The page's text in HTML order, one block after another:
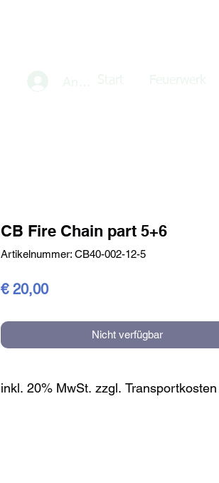
CB Fire Chain part 5+6
Artikelnummer: CB40-002-12-5
€ 20,00Preis
Nicht verfügbar
inkl. 20% MwSt. zzgl. Transportkosten